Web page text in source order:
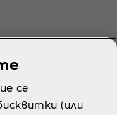
се
(или